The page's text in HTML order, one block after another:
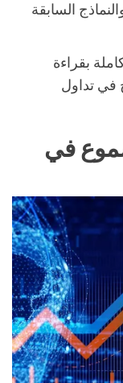
السابقة
بقراءة
في تداول
في